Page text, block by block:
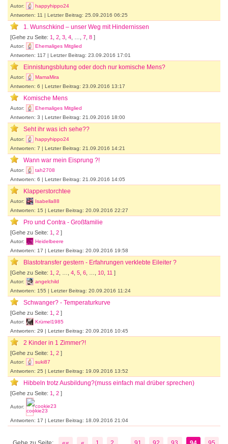
Autor:
happyhippo24
Antworten: 11 | Letzter Beitrag: 25.09.2016 06:25
1. Wunschkind – unser Weg mit Hindernissen
[Gehe zu Seite: 1 2 3 4 7 8 ]
Autor:
Ehemaliges Mitglied
Antworten: 117 | Letzter Beitrag: 23.09.2016 17:01
Einnistungsblutung oder doch nur komische Mens?
Autor:
MamaMira
Antworten: 6 | Letzter Beitrag: 23.09.2016 13:17
Komische Mens
Autor:
Ehemaliges Mitglied
Antworten: 3 | Letzter Beitrag: 21.09.2016 18:00
Seht ihr was ich sehe??
Autor:
happyhippo24
Antworten: 7 | Letzter Beitrag: 21.09.2016 14:21
Wann war mein Eisprung ?!
Autor:
tah2708
Antworten: 6 | Letzter Beitrag: 21.09.2016 14:05
Klapperstorchtee
Autor:
Isabella88
Antworten: 15 | Letzter Beitrag: 20.09.2016 22:27
Pro und Contra - Großfamilie
[Gehe zu Seite: 1 2 ]
Autor:
Heidelbeere
Antworten: 17 | Letzter Beitrag: 20.09.2016 19:58
Blastotransfer gestern - Erfahrungen verklebte Eileiter ?
[Gehe zu Seite: 1 2 4 5 6 10 11 ]
Autor:
angelchild
Antworten: 155 | Letzter Beitrag: 20.09.2016 11:24
Schwanger? - Temperaturkurve
[Gehe zu Seite: 1 2 ]
Autor:
Krümel1985
Antworten: 29 | Letzter Beitrag: 20.09.2016 10:45
2 Kinder in 1 Zimmer?!
[Gehe zu Seite: 1 2 ]
Autor:
suki87
Antworten: 25 | Letzter Beitrag: 19.09.2016 13:52
Hibbeln trotz Ausbildung?(muss einfach mal drüber sprechen)
[Gehe zu Seite: 1 2 ]
Autor: cookie23
Antworten: 17 | Letzter Beitrag: 18.09.2016 21:04